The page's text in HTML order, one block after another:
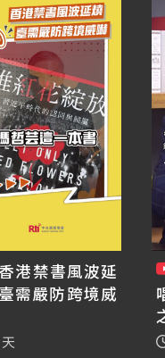
香港禁書風波延
需嚴防跨境威